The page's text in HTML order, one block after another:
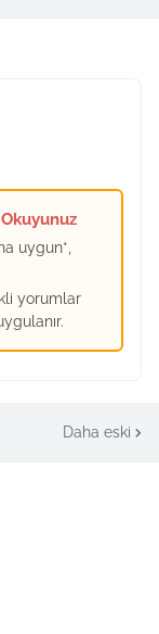
uygun*,
yorumlar
Daha eski